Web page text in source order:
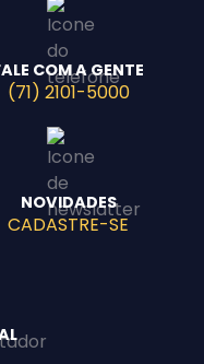
COM A GENTE
(71) 2101-5000
NOVIDADES
CADASTRE-SE